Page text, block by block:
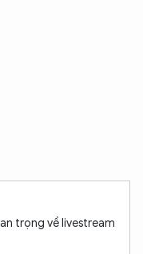
trọng về livestream